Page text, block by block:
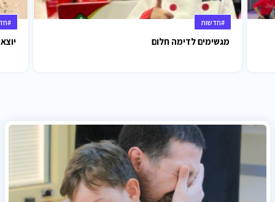
#חדשות
מגשימים לדימה חלום